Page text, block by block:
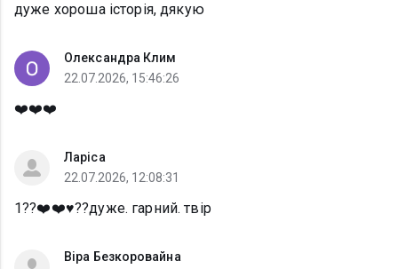
дуже хороша історія, дякую
Олександра Клим
22.07.2026, 15:46:26
❤️❤️❤️
Ларіса
22.07.2026, 12:08:31
1??❤️❤️♥️??дуже. гарний. твір
Віра Безкоровайна